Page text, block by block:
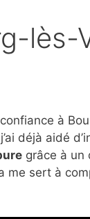
lès-
à
déjà aidé
grâce à un
me sert à